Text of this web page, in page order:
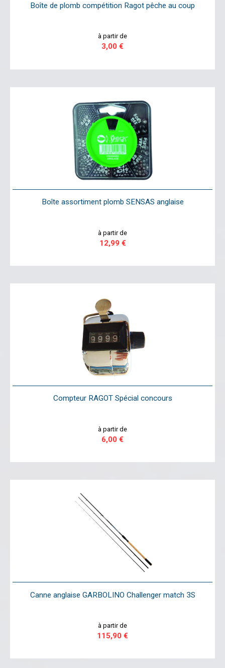
Boîte de plomb compétition Ragot pêche au coup
à partir de
3,00 €
Boîte assortiment plomb SENSAS anglaise
à partir de
12,99 €
Compteur RAGOT Spécial concours
à partir de
6,00 €
Canne anglaise GARBOLINO Challenger match 3S
à partir de
115,90 €